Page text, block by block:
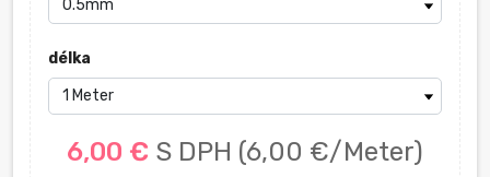
délka
6,00 € S DPH (6,00 €/Meter)